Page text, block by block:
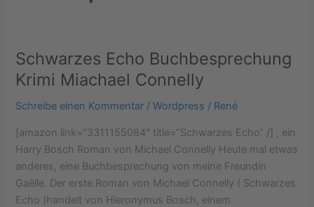
Schwarzes Echo Buchbesprechung
Krimi Miachael Connelly
Schreibe einen Kommentar /Wordpress / René
[amazon link=“3311155084″ title=“Schwarzes Echo“ /] , ein
Harry Bosch Roman von Michael Connelly Heute mal etwas
anderes, eine Buchbesprechung von meine Freundin
Gaëlle. Der erste Roman von Michael Connelly ( Schwarzes
Echo )handelt von Hieronymus Bosch, einem
Schwarzes
Echo
Buchbesprechung
Krimi
Connelly